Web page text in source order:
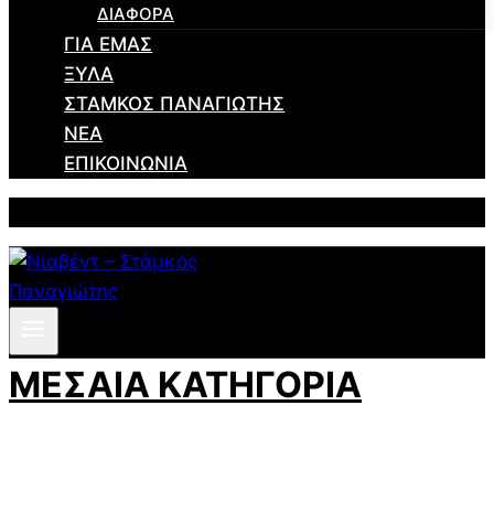
ΔΙΆΦΟΡΑ
ΓΙΑ ΕΜΆΣ
ΞΎΛΑ
ΣΤΆΜΚΟΣ ΠΑΝΑΓΙΏΤΗΣ
ΝΈΑ
ΕΠΙΚΟΙΝΩΝΊΑ
ΜΕΣΑΙΑ ΚΑΤΗΓΟΡΙΑ